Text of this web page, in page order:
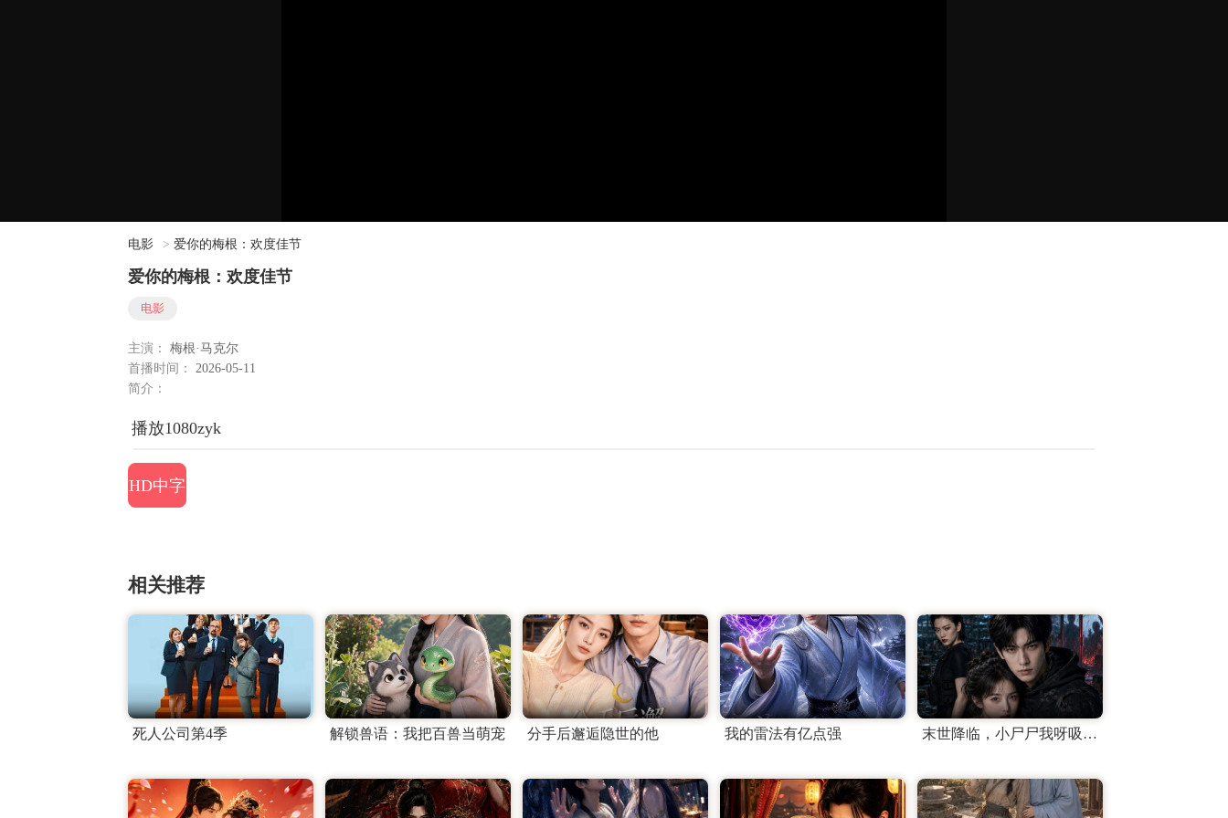
电影 > 爱你的梅根：欢度佳节
爱你的梅根：欢度佳节
电影
主演：
梅根·马克尔
首播时间：
2026-05-11
简介：
播放1080zyk
HD中字
相关推荐
死人公司第4季 解锁兽语：我把百兽当萌宠 分手后邂逅隐世的他 我的雷法有亿点强 末世降临，小尸尸我呀吸吸吸